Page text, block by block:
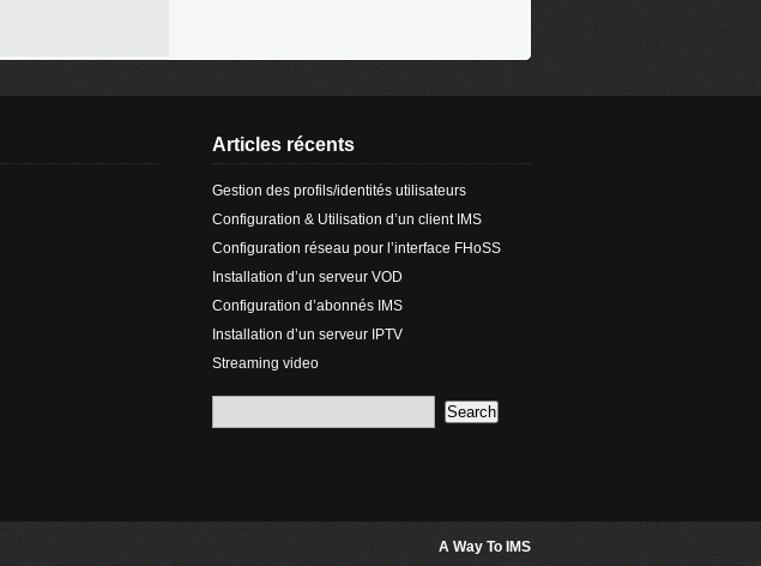
Articles récents
Gestion des profils/identités utilisateurs
Configuration & Utilisation d’un client IMS
Configuration réseau pour l’interface FHoSS
Installation d’un serveur VOD
Configuration d’abonnés IMS
Installation d’un serveur IPTV
Streaming video
A Way To IMS